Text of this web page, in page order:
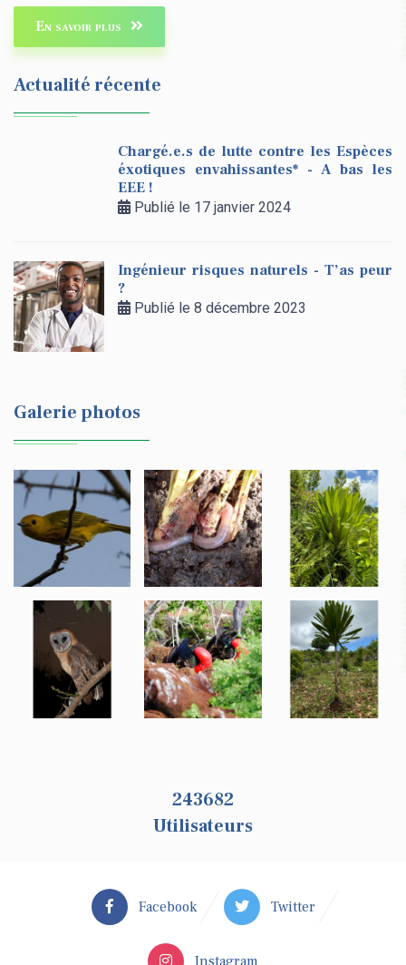
En savoir plus
Actualité récente
Chargé.e.s de lutte contre les Espèces
éxotiques envahissantes* - A bas les
EEE !
Publié le 17 janvier 2024
Ingénieur risques naturels - T’as peur
?
Publié le 8 décembre 2023
Galerie photos
259237
Utilisateurs
Facebook Twitter
Instagram